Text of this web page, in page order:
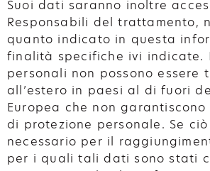
Suoi dati saranno inoltre
Responsabili del trattamento,
quanto indicato in questa
finalità specifiche ivi indicate.
personali non possono essere
all’estero in paesi al di fuori
Europea che non
di protezione personale. Se
necessario per il
per i quali tali dati sono stati